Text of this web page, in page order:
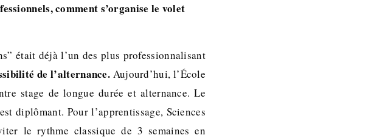
comment s’organise le volet
était déjà l’un des plus professionnalisant
de l’alternance. Aujourd’hui, l’École
stage de longue durée et alternance. Le
diplômant. Pour l’apprentissage, Sciences
le rythme classique de 3 semaines en